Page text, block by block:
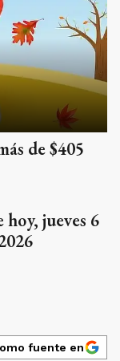
de $405
jueves 6
fuente en